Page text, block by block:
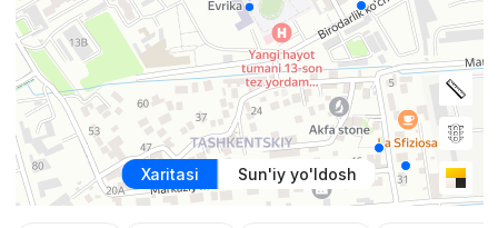
Xaritasi Sun'iy yo'ldosh